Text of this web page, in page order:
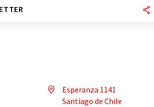
Esperanza 1141
Santiago de Chile